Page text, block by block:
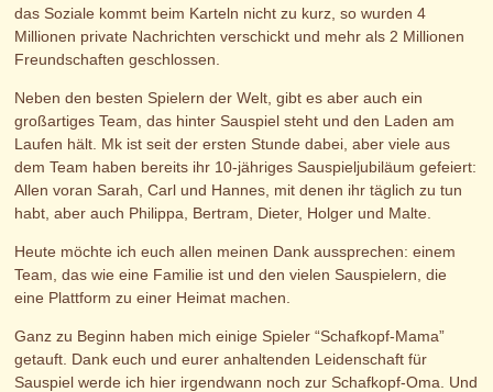
das Soziale kommt beim Karteln nicht zu kurz, so wurden 4
Millionen private Nachrichten verschickt und mehr als 2 Millionen
Freundschaften geschlossen.
Neben den besten Spielern der Welt, gibt es aber auch ein
großartiges Team, das hinter Sauspiel steht und den Laden am
Laufen hält. Mk ist seit der ersten Stunde dabei, aber viele aus
dem Team haben bereits ihr 10-jähriges Sauspieljubiläum gefeiert:
Allen voran Sarah, Carl und Hannes, mit denen ihr täglich zu tun
habt, aber auch Philippa, Bertram, Dieter, Holger und Malte.
Heute möchte ich euch allen meinen Dank aussprechen: einem
Team, das wie eine Familie ist und den vielen Sauspielern, die
eine Plattform zu einer Heimat machen.
Ganz zu Beginn haben mich einige Spieler “Schafkopf-Mama”
getauft. Dank euch und eurer anhaltenden Leidenschaft für
Sauspiel werde ich hier irgendwann noch zur Schafkopf-Oma. Und